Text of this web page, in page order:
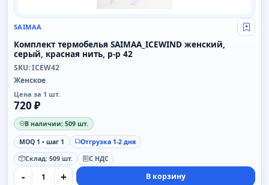
SAIMAA Свой
Комплект термобелья SAIMAA_ICEWIND женский,
серый, красная нить, р-р 42
SKU: ICEW42
Женское
Цена за 1 шт.
720 ₽
В наличии: 509 шт.
MOQ 1 • шаг 1
Отгрузка 1-2 дня
Склад: 509 шт.
С НДС
- + В корзину